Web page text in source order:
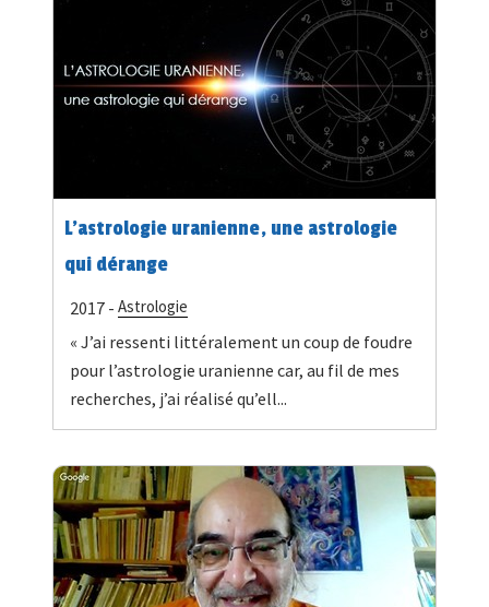
L’astrologie uranienne, une astrologie
qui dérange
2017 - Astrologie
« J’ai ressenti littéralement un coup de foudre
pour l’astrologie uranienne car, au fil de mes
recherches, j’ai réalisé qu’ell...